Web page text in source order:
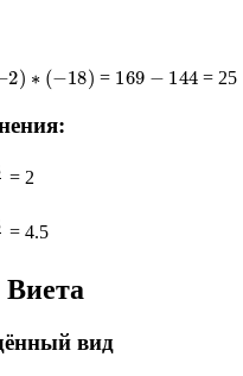
)∗ −18) = 169 144 = 25
4
= 2
4
= 4.5
вид